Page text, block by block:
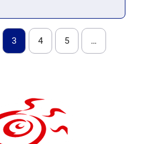
3 4 5 …